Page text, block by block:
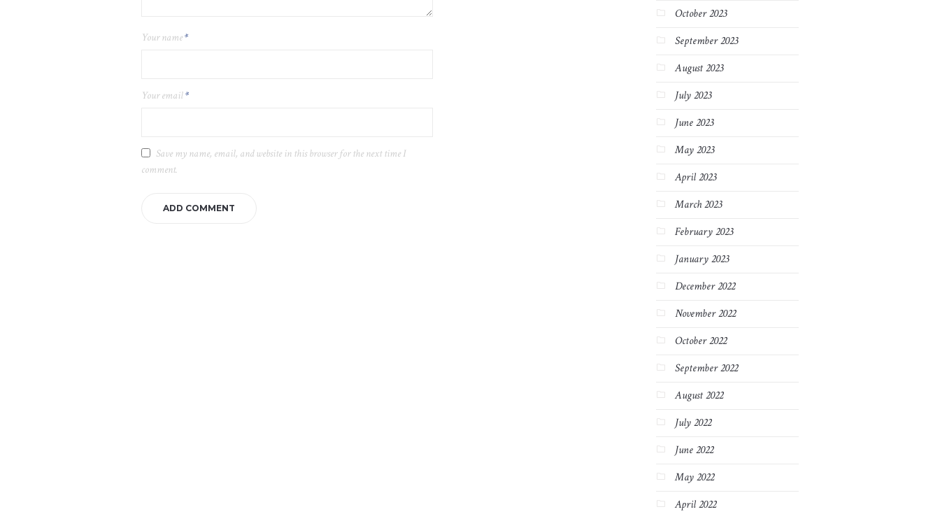
Your name*
Your email*
Save my name, email, and website in this browser for the next time I
comment.
October 2023
September 2023
August 2023
July 2023
June 2023
May 2023
April 2023
March 2023
February 2023
January 2023
December 2022
November 2022
October 2022
September 2022
August 2022
July 2022
June 2022
May 2022
April 2022